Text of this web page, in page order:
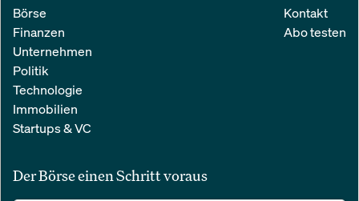
Börse
Finanzen
Unternehmen
Politik
Technologie
Immobilien
Startups & VC
Kontakt
Abo testen
Der Börse einen Schritt voraus